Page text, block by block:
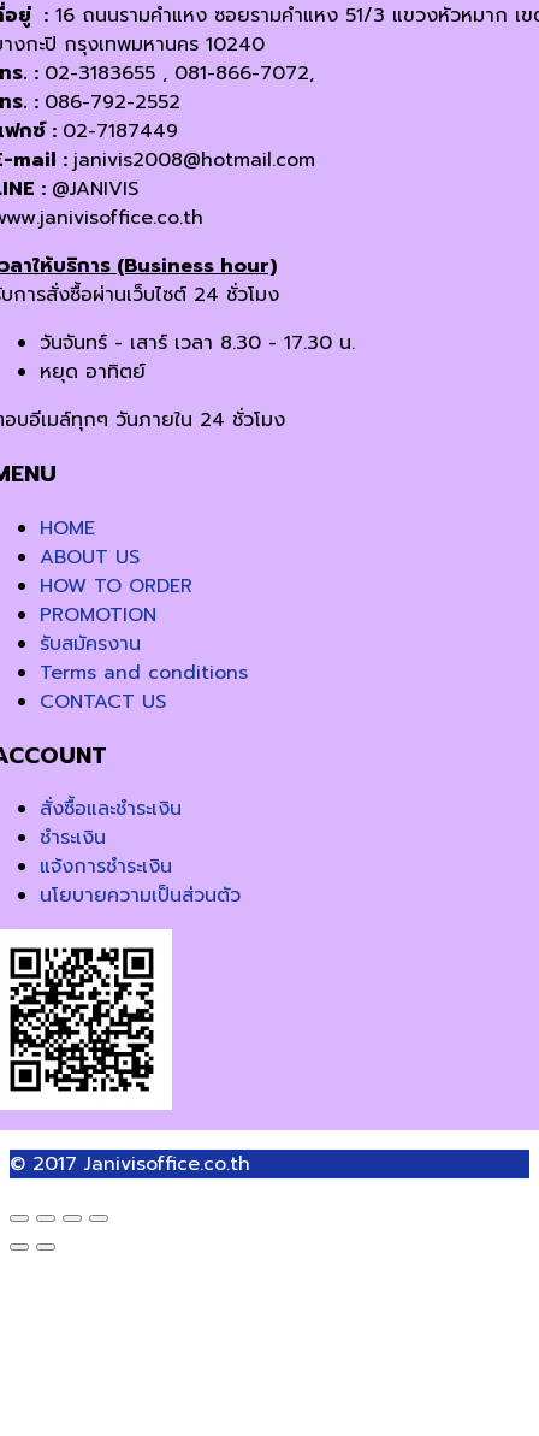
อยู่ : 16 ถนนรามคำแหง ซอยรามคำแหง 51/3 แขวงหัวหมาก เ
งกะปิ กรุงเทพมหานคร 10240
ร. : 02-3183655 , 081-866-7072,
ร. : 086-792-2552
กซ์ : 02-7187449
mail : janivis2008@hotmail.com
: @JANIVIS
ลาให้บริการ (Business hour)
การสั่งซื้อผ่านเว็บไซต์ 24 ชั่วโมง
วันจันทร์ - เสาร์ เวลา 8.30 - 17.30 น.
หยุด อาทิตย์
บอีเมล์ทุกๆ วันภายใน 24 ชั่วโมง
HOME
ABOUT US
HOW TO ORDER
PROMOTION
รับสมัครงาน
Terms and conditions
CONTACT US
สั่งซื้อและชำระเงิน
ชำระเงิน
แจ้งการชำระเงิน
นโยบายความเป็นส่วนตัว
© 2017 Janivisoffice.co.th